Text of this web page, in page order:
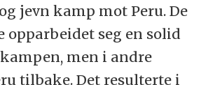
jevn kamp mot Peru. De
opparbeidet seg en solid
men i andre
tilbake. Det resulterte i